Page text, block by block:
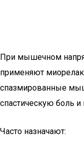
При мышечном
применяют
спазмированные
спастическую боль и
Часто назначают: